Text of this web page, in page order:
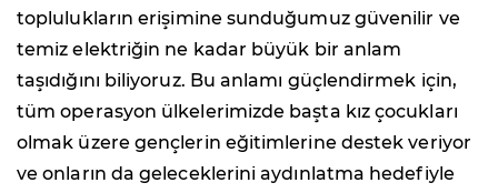
toplulukların erişimine sunduğumuz güvenilir ve
temiz elektriğin ne kadar büyük bir anlam
taşıdığını biliyoruz. Bu anlamı güçlendirmek için,
tüm operasyon ülkelerimizde başta kız çocukları
olmak üzere gençlerin eğitimlerine destek veriyor
ve onların da geleceklerini aydınlatma hedefiyle